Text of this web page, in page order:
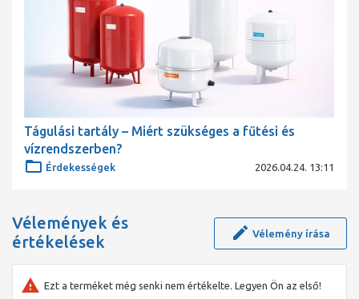
Szín: szürke
Tágulási tartály – Miért szükséges a fűtési és
vízrendszerben?
Érdekességek 2026.04.24. 13:11
Vélemények és
értékelések
Vélemény írása
Ezt a terméket még senki nem értékelte. Legyen Ön az első!